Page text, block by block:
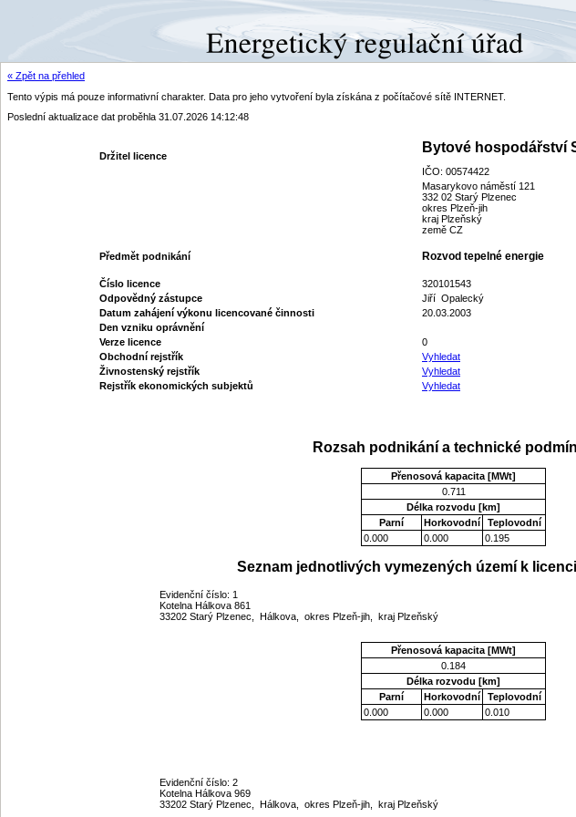
« Zpět na přehled
Tento výpis má pouze informativní charakter. Data pro jeho vytvoření byla získána z počítačové sítě INTERNET.
Poslední aktualizace dat proběhla 31.07.2026 14:12:48
Držitel licence
Bytové hospodářství
IČO: 00574422
Masarykovo náměstí 121
332 02 Starý Plzenec
okres Plzeň-jih
kraj Plzeňský
země CZ
Předmět podnikání Rozvod tepelné energie
Číslo licence
320101543
Odpovědný zástupce
Jiří Opalecký
Datum zahájení výkonu licencované činnosti
20.03.2003
Den vzniku oprávnění
Verze licence
0
Obchodní rejstřík
Vyhledat
Živnostenský rejstřík
Vyhledat
Rejstřík ekonomických subjektů
Vyhledat
Rozsah podnikání a technické
Přenosová kapacita [MWt]
0.711
Délka rozvodu [km]
Parní
Horkovodní
Teplovodní
0.000
0.000 0.195
Seznam jednotlivých vymezených území k
Evidenční číslo: 1
Kotelna Hálkova 861
33202 Starý Plzenec, Hálkova, okres Plzeň-jih, kraj Plzeňský
Přenosová kapacita [MWt]
0.184
Délka rozvodu [km]
Parní
Horkovodní
Teplovodní
0.000
0.000 0.010
Evidenční číslo: 2
Kotelna Hálkova 969
33202 Starý Plzenec, Hálkova, okres Plzeň-jih, kraj Plzeňský